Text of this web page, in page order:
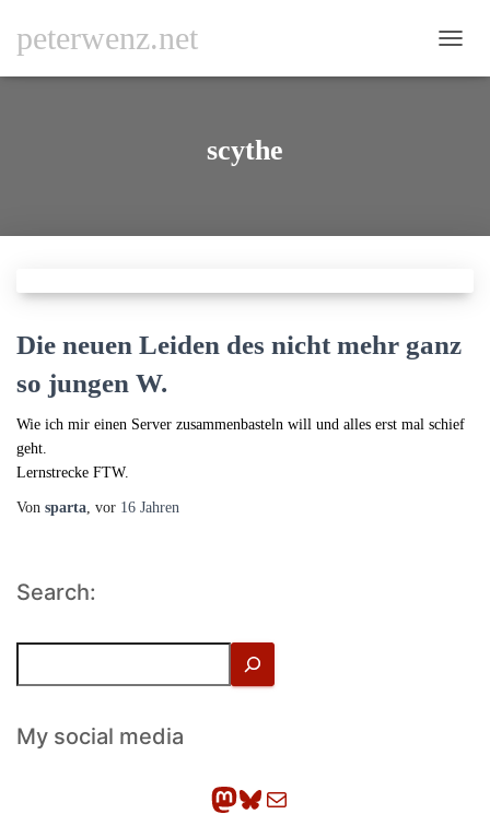
peterwenz.net
scythe
Die neuen Leiden des nicht mehr ganz
so jungen W.
Wie ich mir einen Server zusammenbasteln will und alles erst mal schief
geht.
Lernstrecke FTW.
Von sparta, vor 16 Jahren
Search:
h
eMy social media
Mastodon Bluesky E-Mail